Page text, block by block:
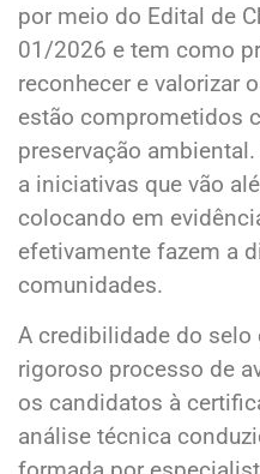
por meio do Edital de
01/2026 e tem como
reconhecer e valorizar
estão comprometidos
preservação
a iniciativas que vão
colocando em
efetivamente fazem a
comunidades.
A credibilidade do selo
rigoroso processo de
os candidatos à
análise técnica